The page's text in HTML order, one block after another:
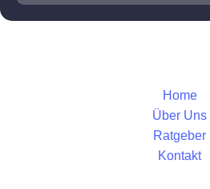
Home
Über Uns
Ratgeber
Kontakt